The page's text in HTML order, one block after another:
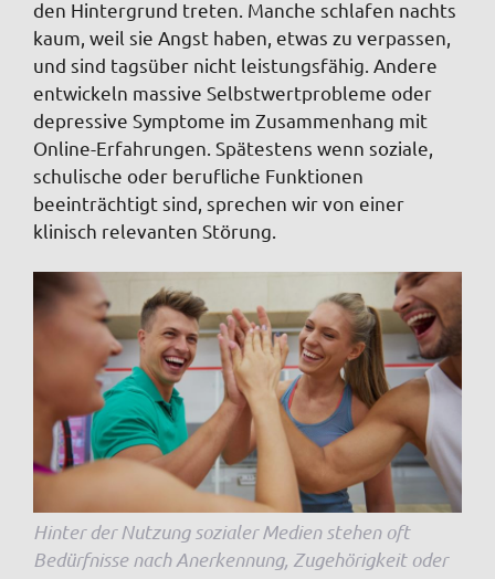
den Hintergrund treten. Manche schlafen nachts
kaum, weil sie Angst haben, etwas zu verpassen,
und sind tagsüber nicht leistungsfähig. Andere
entwickeln massive Selbstwertprobleme oder
depressive Symptome im Zusammenhang mit
Online-Erfahrungen. Spätestens wenn soziale,
schulische oder berufliche Funktionen
beeinträchtigt sind, sprechen wir von einer
klinisch relevanten Störung.
Hinter der Nutzung sozialer Medien stehen oft
Bedürfnisse nach Anerkennung, Zugehörigkeit oder